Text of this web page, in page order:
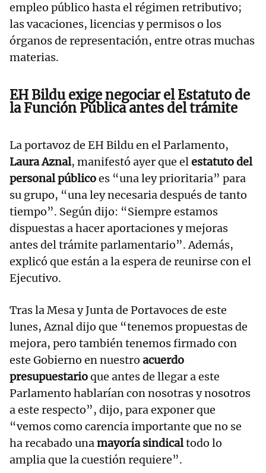
empleo público hasta el régimen retributivo;
las vacaciones, licencias y permisos o los
órganos de representación, entre otras muchas
materias.
EH Bildu exige negociar el Estatuto de
la Función Pública antes del trámite
La portavoz de EH Bildu en el Parlamento,
Laura Aznal, manifestó ayer que elestatuto del
personal públicoes “una ley prioritaria” para
su grupo, “una ley necesaria después de tanto
tiempo”. Según dijo: “Siempre estamos
dispuestas a hacer aportaciones y mejoras
antes del trámite parlamentario”. Además,
explicó que están a la espera de reunirse con el
Ejecutivo.
Tras la Mesa y Junta de Portavoces de este
lunes, Aznal dijo que “tenemos propuestas de
mejora, pero también tenemos firmado con
este Gobierno en nuestro acuerdo
presupuestarioque antes de llegar a este
Parlamento hablarían con nosotras y nosotros
a este respecto”, dijo, para exponer que
“vemos como carencia importante que no se
ha recabado unamayoría sindicaltodo lo
amplia que la cuestión requiere”.